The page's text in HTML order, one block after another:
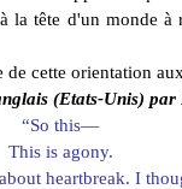
la tête d'un monde à
de cette orientation
(Etats-Unis) par
“So this—
This is agony.
heartbreak. I